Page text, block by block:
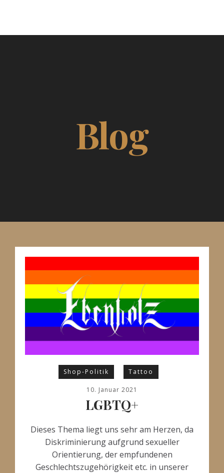
Blog
Shop-Politik Tattoo
10. Januar 2021
LGBTQ+
Dieses Thema liegt uns sehr am Herzen, da
Diskriminierung aufgrund sexueller
Orientierung, der empfundenen
Geschlechtszugehörigkeit etc. in unserer